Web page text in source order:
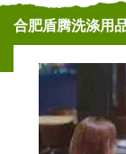
合肥盾腾洗涤用